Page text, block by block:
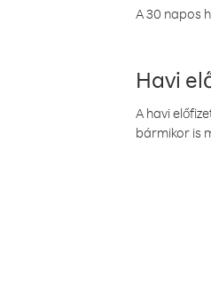
A 30 napos
Havi
A havi
bármikor is